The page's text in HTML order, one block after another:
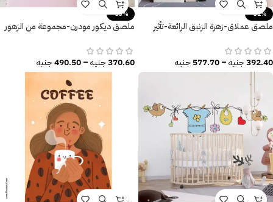
-31%
ملصق عملاق-زهرة الزنبق الرائعة-تأثير
392.40جنيه–
577.70جنيه
-33%
ملصق ديكور مودرن-مجموعة من الزهور
370.60جنيه–
490.50جنيه